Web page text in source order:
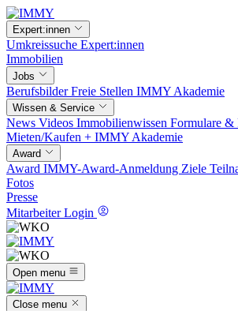
Expert:innen
Umkreissuche Expert:innen
Immobilien
Jobs
BerufsbilderFreie Stellen IMMY Akademie
Wissen & Service
News Videos Immobilienwissen Formulare &
Mieten/Kaufen + IMMY Akademie
Award
Award IMMY-Award-Anmeldung Ziele
Fotos
Presse
Mitarbeiter Login
Open menu
Close menu